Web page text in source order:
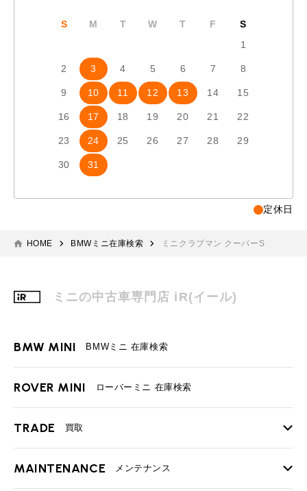
S M T W T F
S
1
2 3 4 5 6 7 8
9 10 11 12 13 14 15
16 17 18 19 20 21 22
23 24 25 26 27 28 29
30 31
定休日
HOME BMWミニ在庫検索 ミニクラブマン クーパーS
ミニの中古車専門店 iR(イール)
BMW MINI BMWミニ 在庫検索
ROVER MINI ローバーミニ 在庫検索
TRADE 買取
TOP
MAINTENANCE メンテナンス